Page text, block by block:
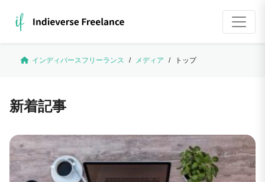
インディバースフリーランス / メディア / トップ
新着記事